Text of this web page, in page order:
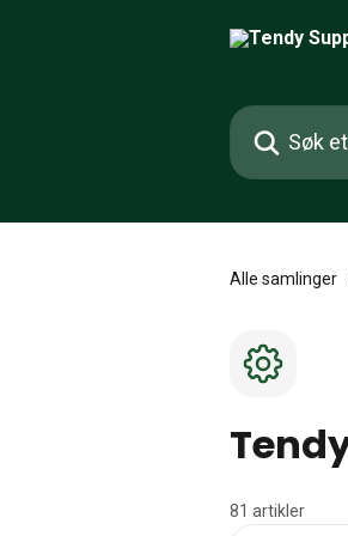
Søk etter
Alle samlinger
81 artikler